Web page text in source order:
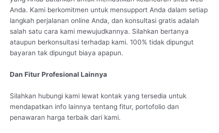
Anda. Kami berkomitmen untuk mensupport Anda dalam setiap
langkah perjalanan online Anda, dan konsultasi gratis adalah
salah satu cara kami mewujudkannya. Silahkan bertanya
ataupun berkonsultasi terhadap kami. 100% tidak dipungut
bayaran tak dipungut biaya apapun.
Dan Fitur Profesional Lainnya
Silahkan hubungi kami lewat kontak yang tersedia untuk
mendapatkan info lainnya tentang fitur, portofolio dan
penawaran harga terbaik dari kami.